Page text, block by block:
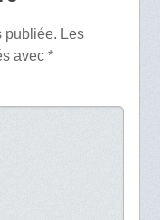
publiée. Les
avec *